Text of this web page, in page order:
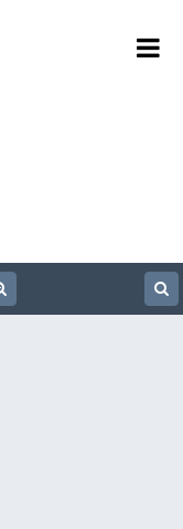
URL
out